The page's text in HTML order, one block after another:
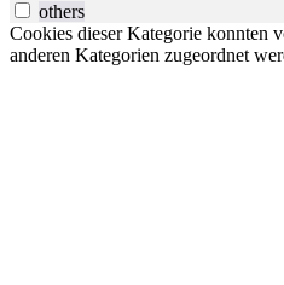
others
Cookies dieser Kategorie konnten
anderen Kategorien zugeordnet